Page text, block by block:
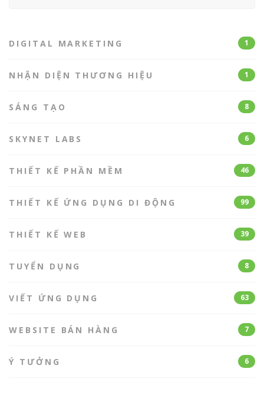
DIGITAL MARKETING 1
NHẬN DIỆN THƯƠNG HIỆU 1
SÁNG TẠO 8
SKYNET LABS 6
THIẾT KẾ PHẦN MỀM 46
THIẾT KẾ ỨNG DỤNG DI ĐỘNG 99
THIẾT KẾ WEB 39
TUYỂN DỤNG 8
VIẾT ỨNG DỤNG 63
WEBSITE BÁN HÀNG 7
Ý TƯỞNG 6